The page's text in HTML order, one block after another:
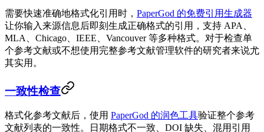
需要快速准确地格式化引用时， PaperGod 的免费引用生成器
让你输入来源信息后即刻生成正确格式的引用，支持 APA、
MLA、Chicago、IEEE、Vancouver 等多种格式。对于检查单
个参考文献或不想使用完整参考文献管理软件的研究者来说尤
其实用。
一致性检查
格式化参考文献后，使用 PaperGod 的润色工具验证整个参考
文献列表的一致性。日期格式不一致、DOI 缺失、混用引用